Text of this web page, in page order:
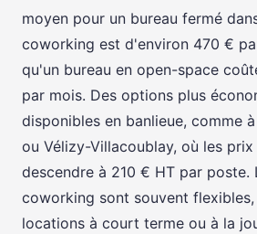
moyen pour un bureau fermé
coworking est d'environ 470 €
qu'un bureau en open-space
par mois. Des options plus
disponibles en banlieue, comme
ou Vélizy-Villacoublay, où les
descendre à 210 € HT par poste.
coworking sont souvent
locations à court terme ou à la